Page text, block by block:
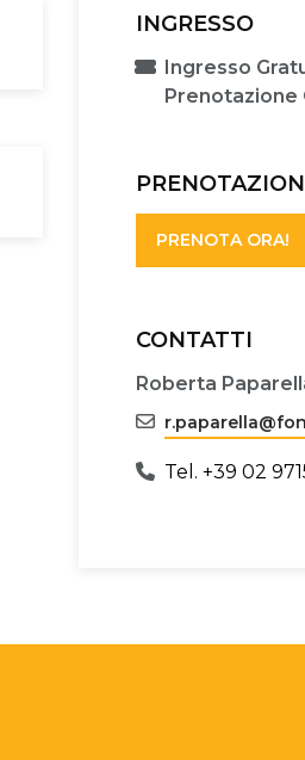
INGRESSO
Ingresso
PRENOTA ORA!
CONTATTI
Roberta
Tel. +39 02